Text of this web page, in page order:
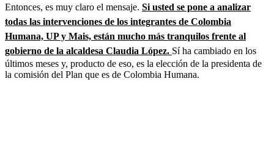
Entonces, es muy claro el mensaje. Si usted se pone a analizar
todas las intervenciones de los integrantes de Colombia
Humana, UP y Mais, están mucho más tranquilos frente al
gobierno de la alcaldesa Claudia López. Sí ha cambiado en los
últimos meses y, producto de eso, es la elección de la presidenta de
la comisión del Plan que es de Colombia Humana.